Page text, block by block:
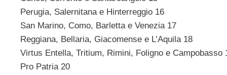
Perugia, Salernitana e Hinterreggio 16
San Marino, Como, Barletta e Venezia 17
Reggiana, Bellaria, Giacomense e L’Aquila 18
Virtus Entella, Tritium, Rimini, Foligno e Campobasso
Pro Patria 20